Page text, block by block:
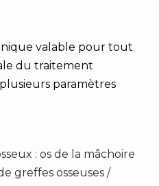
valable pour tout
du traitement
paramètres
: os de la mâchoire
greffes osseuses /